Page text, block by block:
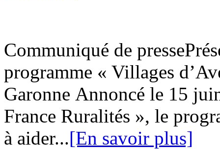
Communiqué de
programme « Villages
Garonne Annoncé le 15
France Ruralités », le
à aider...[En savoir plus]